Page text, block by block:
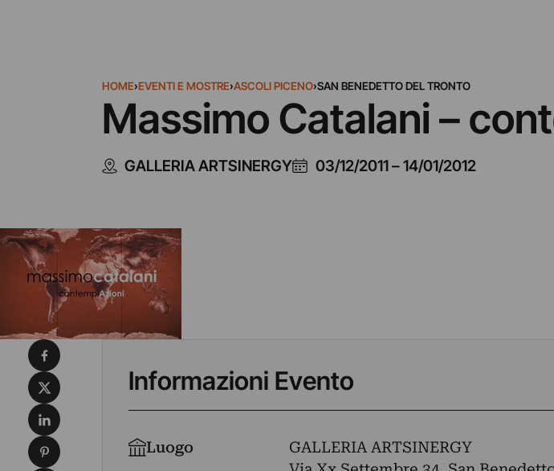
HOME›EVENTI E MOSTRE›ASCOLI PICENO›SAN BENEDETTO DEL TRONTO
Massimo Catalani –
GALLERIA ARTSINERGY 03/12/2011–14/01/2012
Informazioni Evento
Luogo
GALLERIA ARTSINERGY
Condividi su Facebook
Condividi su X
Condividi su LinkedIn
Condividi su Pinterest